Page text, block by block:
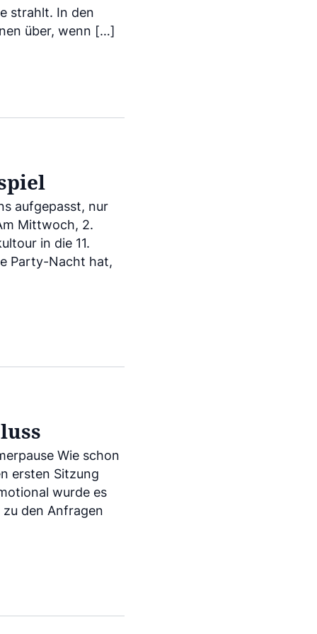
strahlt. In den
über, wenn […]
aufgepasst, nur
Mittwoch, 2.
in die 11.
Party-Nacht hat,
Wie schon
ersten Sitzung
wurde es
den Anfragen